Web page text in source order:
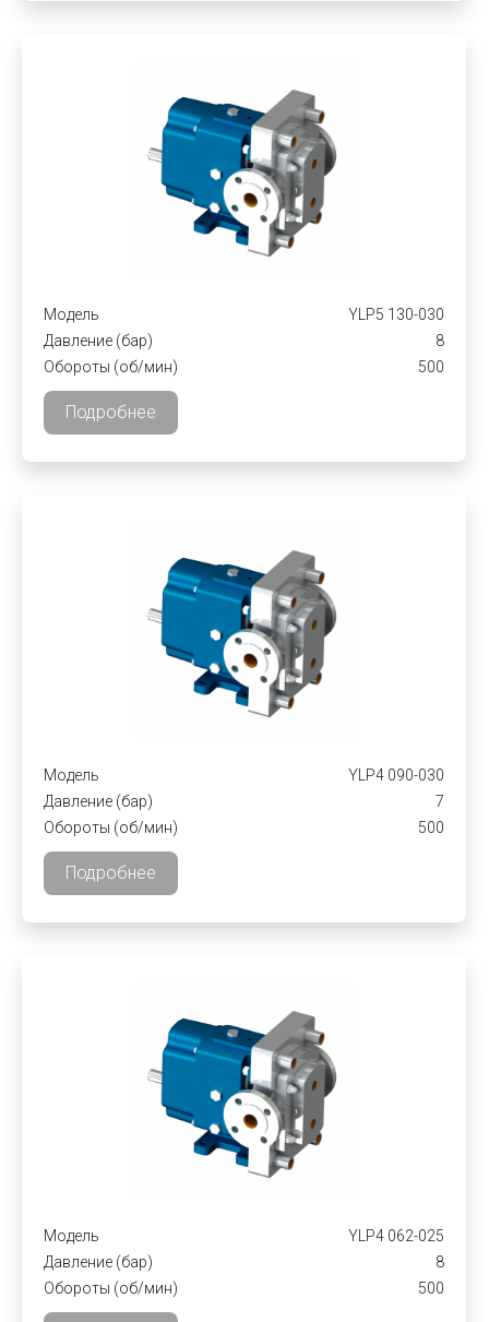
Модель
YLP5 130-030
Давление (бар)
8
Обороты (об/мин)
500
Подробнее
Модель
YLP4 090-030
Давление (бар)
7
Обороты (об/мин)
500
Подробнее
Модель
YLP4 062-025
Давление (бар)
8
Обороты (об/мин)
500